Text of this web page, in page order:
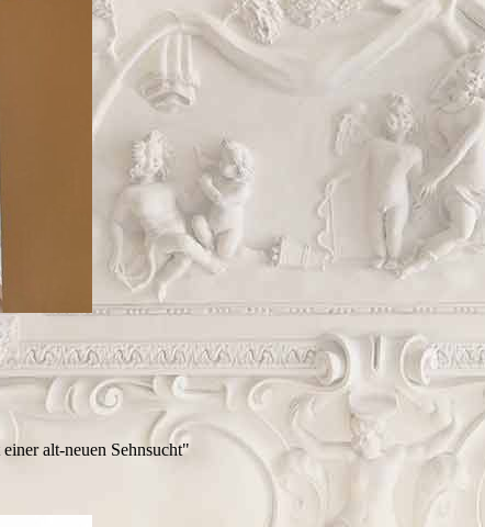
alt-neuen Sehnsucht"